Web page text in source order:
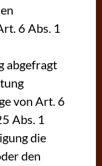
6 Abs. 1
abgefragt
von Art. 6
Abs. 1
die
den